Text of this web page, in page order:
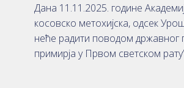
Дана 11.11.2025. године
косовско метохијска, одсек
неће радити поводом државног
примирја у Првом светском